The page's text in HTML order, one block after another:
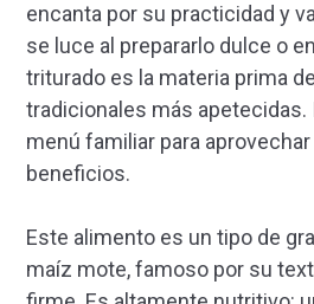
encanta por su practicidad y
se luce al prepararlo dulce o
triturado es la materia prima
tradicionales más apetecidas.
menú familiar para
beneficios.
Este alimento es un tipo de
maíz mote, famoso por su